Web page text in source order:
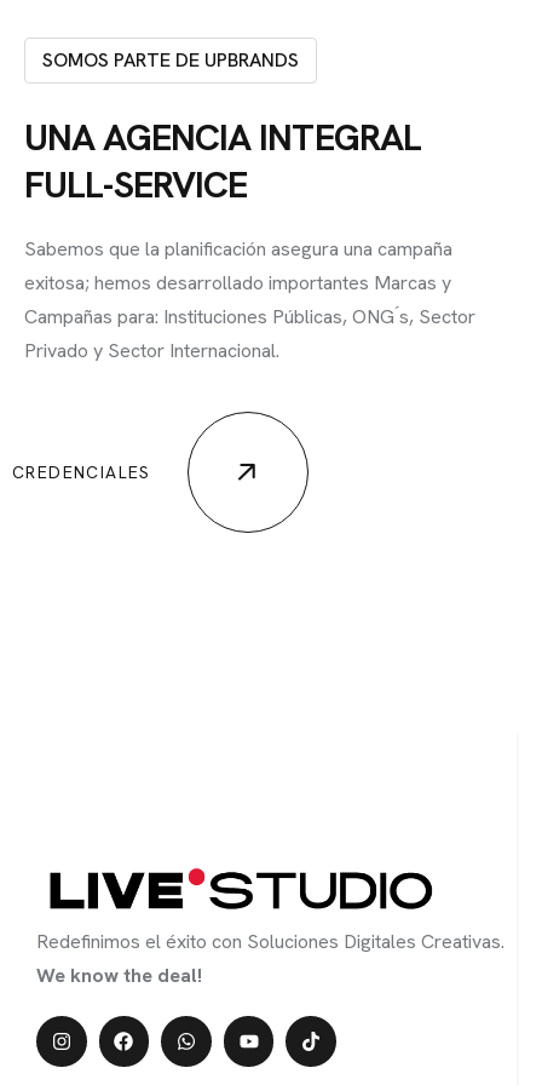
SOMOS PARTE DE UPBRANDS
UNA AGENCIA INTEGRAL
FULL-SERVICE
Sabemos que la planificación asegura una campaña
exitosa; hemos desarrollado importantes Marcas y
Campañas para: Instituciones Públicas, ONG ́s, Sector
Privado y Sector Internacional.
CREDENCIALES
Redefinimos el éxito con Soluciones Digitales Creativas.
We know the deal!